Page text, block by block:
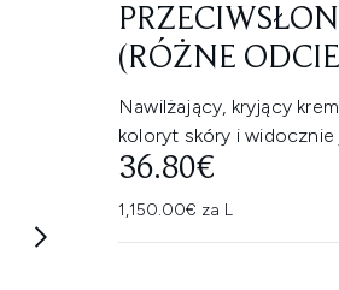
(RÓŻNE
Nawilżający, kryjący
koloryt skóry i widocznie
36.80€
1,150.00€ za L